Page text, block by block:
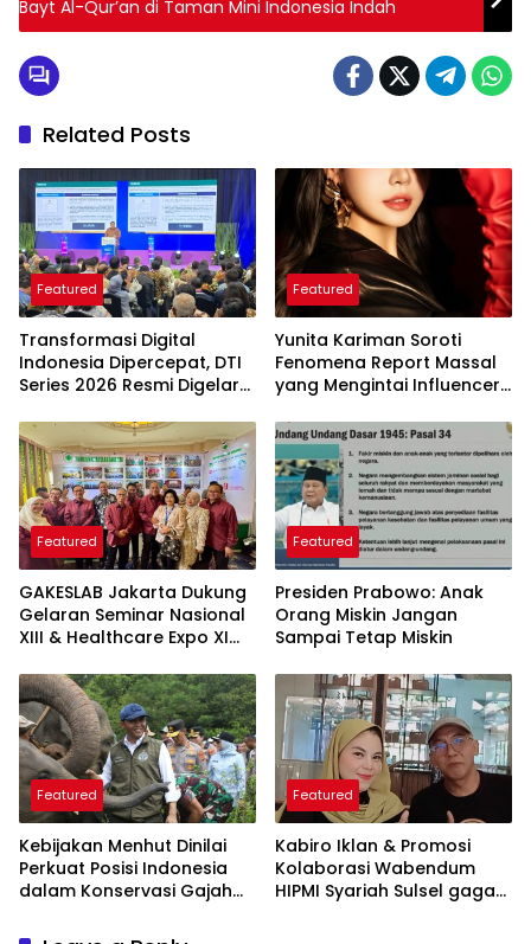
Bayt Al-Qur’an di Taman Mini Indonesia Indah
Related Posts
Featured
Transformasi Digital
Indonesia Dipercepat, DTI
Series 2026 Resmi Digelar
Featured
Yunita Kariman Soroti
Fenomena Report Massal
yang Mengintai Influencer,
yang Perlu Diketahui
Featured
GAKESLAB Jakarta Dukung
Gelaran Seminar Nasional
XIII & Healthcare Expo XI
Featured
Presiden Prabowo: Anak
Orang Miskin Jangan
Sampai Tetap Miskin
Featured
Kebijakan Menhut Dinilai
Perkuat Posisi Indonesia
dalam Konservasi Gajah
Featured
Kabiro Iklan & Promosi
Kolaborasi Wabendum
HIPMI Syariah Sulsel gagas